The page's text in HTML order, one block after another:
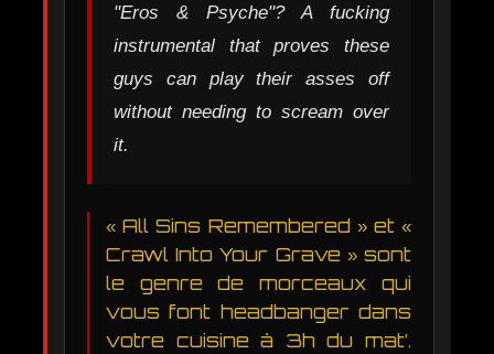
"Eros & Psyche"? A fucking
instrumental that proves these
guys can play their asses off
without needing to scream over
it.
« All Sins Remembered » et «
Crawl Into Your Grave » sont
le genre de morceaux qui
vous font headbanger dans
votre cuisine à 3h du mat’.